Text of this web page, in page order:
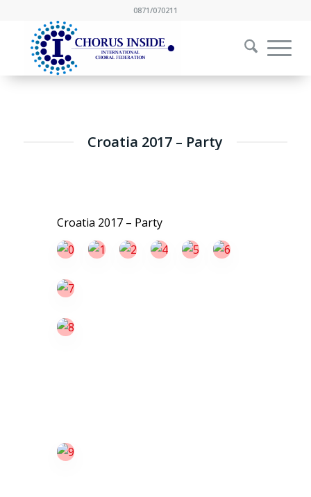
0871/070211
Croatia 2017 – Party
Croatia 2017 – Party